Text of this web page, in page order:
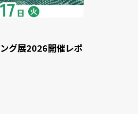
グ展2026開催レポ